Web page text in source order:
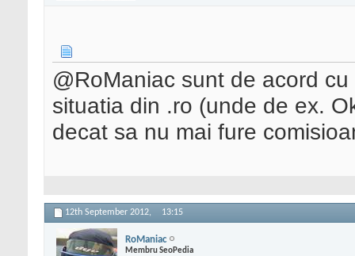
@RoManiac sunt de acord
situatia din .ro (unde de ex.
decat sa nu mai fure
12th September 2012, 13:15
RoManiac
Membru SeoPedia